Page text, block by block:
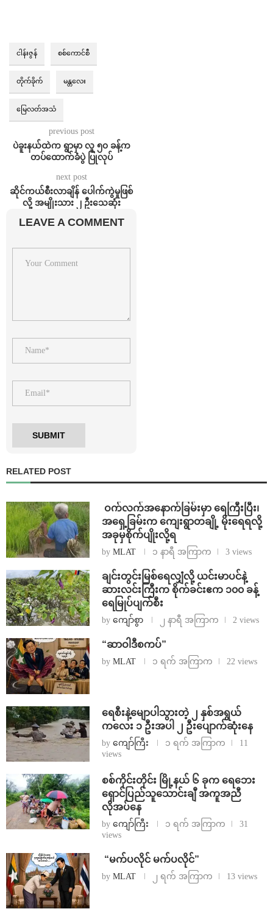
ငါန်းဇွန် စစ်ကောင်စီ
တိုက်ခိုက် မန္တလေး
မြေလတ်အသံ
previous post
ပဲခူးနယ်ထဲက ရွာမှာ လူ ၅၀ ခန့်က
တပ်ထောက်ခံပွဲ ပြုလုပ်
next post
ဆိုင်ကယ်စီးလာချိန် ပေါက်ကွဲမှုဖြစ်
လို့ အမျိုးသား ၂ ဦးသေဆုံး
LEAVE A COMMENT
RELATED POST
⁩ ⁨ဝက်လက်အနောက်ခြမ်းမှာ ရေကြီးပြီး၊
အရှေ့ခြမ်းက ကျေးရွာတချို့ မိုးရေရလို့
အခုမှစိုက်ပျိုးလို့ရ
by MLAT ၁ နာရီ အကြာက 3 views
ချင်းတွင်းမြစ်ရေလျှံလို့ ယင်းမာပင်နဲ့
ဆားလင်းကြီးက စိုက်ခင်းဧက ၁၀၀ ခန့်
ရေမြုပ်ပျက်စီး
by ကျော်စွာ ၂ နာရီ အကြာက 2 views
“ဆာဝါဒီစကပ်”
by MLAT ၁ ရက် အကြာက 22 views
ရေစီးနဲ့မျောပါသွားတဲ့ ၂ နှစ်အရွယ်
ကလေး ၁ ဦးအပါ ၂ ဦးပျောက်ဆုံးနေ
by ကျော်ကြီး ၁ ရက် အကြာက
11
views
စစ်ကိုင်းတိုင်း မြို့နယ် ၆ ခုက ရေဘေး
ရှောင်ပြည်သူသောင်းချီ အကူအညီ
လိုအပ်နေ
by ကျော်ကြီး ၁ ရက် အကြာက
31
views
⁨ ⁨“မက်ပလိုင် မက်ပလိုင်”
by MLAT ၂ ရက် အကြာက 13 views